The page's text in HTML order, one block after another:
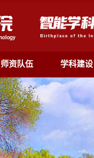
师资队伍 学科建设